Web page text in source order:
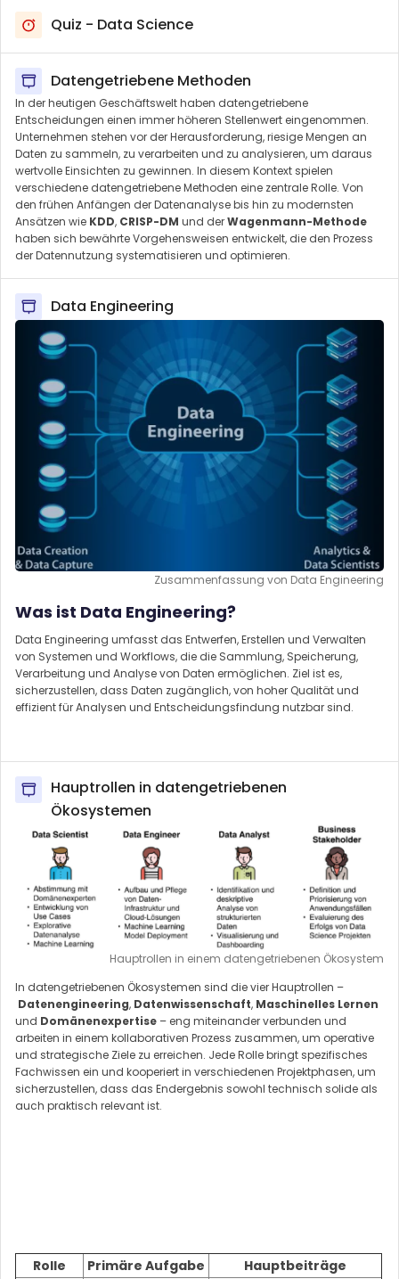
Quiz - Data Science
Datengetriebene Methoden
In der heutigen Geschäftswelt haben datengetriebene
Entscheidungen einen immer höheren Stellenwert eingenommen.
Unternehmen stehen vor der Herausforderung, riesige Mengen an
Daten zu sammeln, zu verarbeiten und zu analysieren, um daraus
wertvolle Einsichten zu gewinnen. In diesem Kontext spielen
verschiedene datengetriebene Methoden eine zentrale Rolle. Von
den frühen Anfängen der Datenanalyse bis hin zu modernsten
Ansätzen wie KDD, CRISP-DM und derWagenmann-Methode
haben sich bewährte Vorgehensweisen entwickelt, die den Prozess
der Datennutzung systematisieren und optimieren.
Data Engineering
Zusammenfassung von Data Engineering
Was ist Data Engineering?
Data Engineering umfasst das Entwerfen, Erstellen und Verwalten
von Systemen und Workflows, die die Sammlung, Speicherung,
Verarbeitung und Analyse von Daten ermöglichen. Ziel ist es,
sicherzustellen, dass Daten zugänglich, von hoher Qualität und
effizient für Analysen und Entscheidungsfindung nutzbar sind.
Hauptrollen in datengetriebenen
Ökosystemen
Hauptrollen in einem datengetriebenen Ökosystem
In datengetriebenen Ökosystemen sind die vier Hauptrollen –
Datenengineering, Datenwissenschaft, Maschinelles Lernen
und Domänenexpertise – eng miteinander verbunden und
arbeiten in einem kollaborativen Prozess zusammen, um operative
und strategische Ziele zu erreichen. Jede Rolle bringt spezifisches
Fachwissen ein und kooperiert in verschiedenen Projektphasen, um
sicherzustellen, dass das Endergebnis sowohl technisch solide als
auch praktisch relevant ist.
Rolle Primäre Aufgabe Hauptbeiträge